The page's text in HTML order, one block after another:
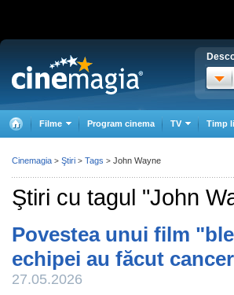
Filme Program cinema TV Timp
Ştiri cu tagul "John
Povestea unui film
echipei au făcut cancer
27.05.2026
Cinemagia > Ştiri > Tags > John Wayne